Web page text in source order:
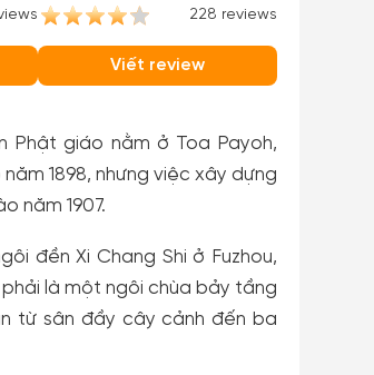
228 reviews
Viết review
Phật giáo nằm ở Toa Payoh,
1898, nhưng việc xây dựng
năm 1907.
đền Xi Chang Shi ở Fuzhou,
phải là một ngôi chùa bảy tầng
từ sân đầy cây cảnh đến ba